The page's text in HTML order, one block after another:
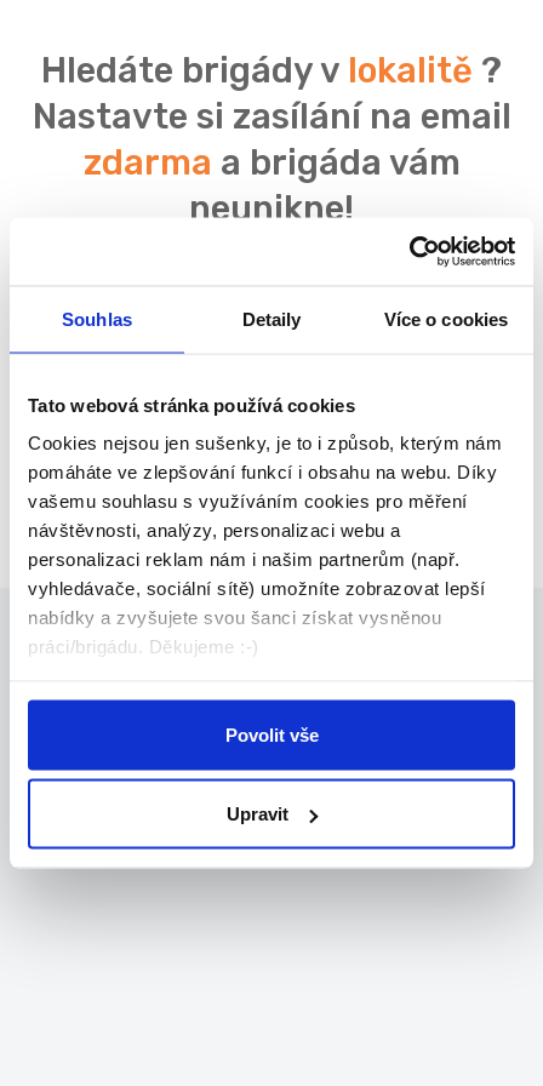
Souhlas Detaily Více o cookies
Tato webová stránka používá cookies
Cookies nejsou jen sušenky, je to i způsob, kterým nám
pomáháte ve zlepšování funkcí i obsahu na webu. Díky
vašemu souhlasu s využíváním cookies pro měření
návštěvnosti, analýzy, personalizaci webu a
personalizaci reklam nám i našim partnerům (např.
vyhledávače, sociální sítě) umožníte zobrazovat lepší
nabídky a zvyšujete svou šanci získat vysněnou
práci/brigádu. Děkujeme :-)
Povolit vše
Upravit
Hledáte brigády v lokalitě ?
Nastavte si zasílání na email
zdarma a brigáda vám
neunikne!